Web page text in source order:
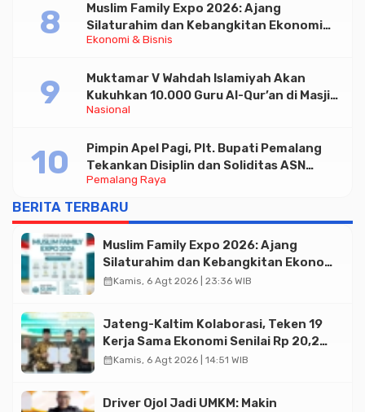
Ekonomi & Bisnis
Muslim Family Expo 2026: Ajang
Silaturahim dan Kebangkitan Ekonomi
Halal di Jakarta
Nasional
Muktamar V Wahdah Islamiyah Akan
Kukuhkan 10.000 Guru Al-Qur’an di Masjid
Istiqlal
Pemalang Raya
Pimpin Apel Pagi, Plt. Bupati Pemalang
Tekankan Disiplin dan Soliditas ASN
untuk Pelayanan Publik
BERITA TERBARU
Muslim Family Expo 2026: Ajang
Silaturahim dan Kebangkitan Ekonomi
Halal di Jakarta
calendar_monthKamis, 6 Agt 2026 | 23:36 WIB
Jateng-Kaltim Kolaborasi, Teken 19
Kerja Sama Ekonomi Senilai Rp 20,2
Triliun
calendar_monthKamis, 6 Agt 2026 | 14:51 WIB
Driver Ojol Jadi UMKM: Makin